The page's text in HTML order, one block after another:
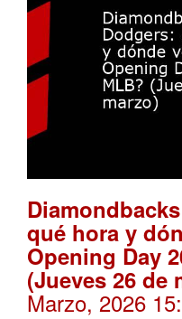
qué hora y
Opening Day
(Jueves 26 de
Marzo, 2026